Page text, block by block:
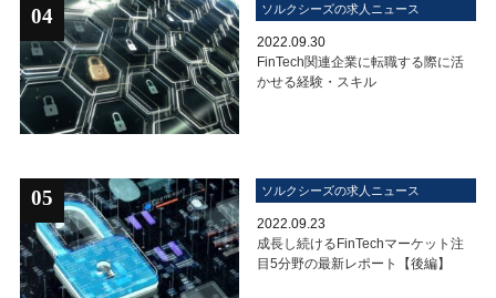
04 ソルクシーズの求人ニュース
2022.09.30
FinTech関連企業に転職する際に活
かせる経験・スキル
05 ソルクシーズの求人ニュース
2022.09.23
成長し続けるFinTechマーケット注
目5分野の最新レポート【後編】